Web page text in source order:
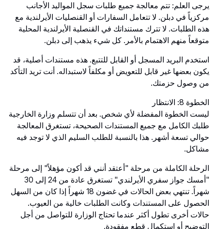
يرجى العلم: تتم معالجة جميع طلبات سجل المواليد الأجانب
مركزياً في دبلن. لا تتعامل السفارات أو القنصليات الأيرلندية مع
هذه الطلبات. لا تترك مستنداتك في القنصلية الأيرلندية المحلية
متوقعاً منهم الاهتمام بالأمر. كل شيء يذهب إلى دبلن.
استخدم البريد المسجل أو القابل للتتبع. هذه مستندات أصلية، قد
يكون بعضها غير قابل للتعويض أو مكلفاً لاستبداله. أنت تريد التأكد
من وصول حزمتك.
الخطوة 8: الانتظار
ليست الخطوة المفضلة لأي شخص. بعد أن تتسلم وزارة الخارجية
طلبك الكامل مع جميع المستندات الصحيحة، تستغرق المعالجة
حوالي تسعة أشهر. هذا بالنسبة للطلب السليم الذي لا توجد فيه
مشاكل.
الرحلة الكاملة من مرحلة "أعتقد أنني قد أكون مؤهلاً" إلى مرحلة
"أمسك جواز سفري الأيرلندي" تستغرق عادة من 24 إلى 30
شهراً. تنتهي بعض الحالات في غضون 18 شهراً إذا كان من السهل
الحصول على المستندات وكانت الطلبات خالية من العيوب.
حالات أخرى تطول أكثر عندما تحتاج الوزارة للتواصل من أجل
التوضيح أو استكمال قطع مفقودة.